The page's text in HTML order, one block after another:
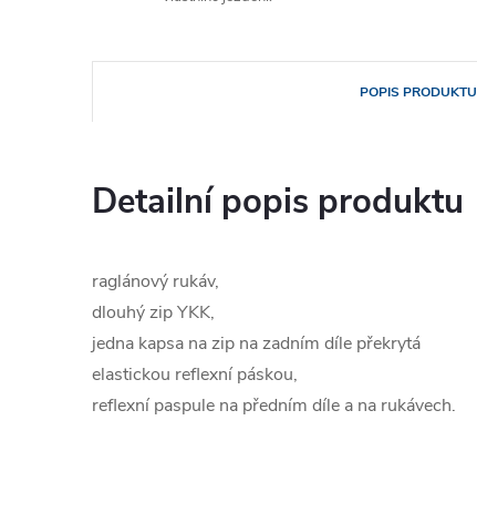
POPIS PRODUKTU
Detailní popis produktu
raglánový rukáv,
dlouhý zip YKK,
jedna kapsa na zip na zadním díle překrytá
elastickou reflexní páskou,
reflexní paspule na předním díle a na rukávech.